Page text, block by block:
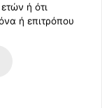
ή ότι
ή επιτρόπου